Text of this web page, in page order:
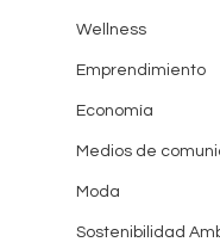
Wellness
Emprendimiento
Economía
Medios de
Moda
Sostenibilidad